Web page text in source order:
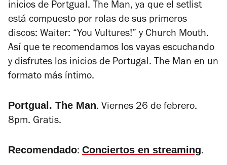
inicios de Portgual. The Man, ya que el setlist
está compuesto por rolas de sus primeros
discos: Waiter: “You Vultures!” y Church Mouth.
Así que te recomendamos los vayas escuchando
y disfrutes los inicios de Portugal. The Man en un
formato más íntimo.
Portgual. The Man. Viernes 26 de febrero.
8pm. Gratis.
Recomendado: Conciertos en streaming.